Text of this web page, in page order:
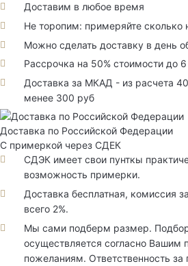
Доставим в любое время
Не торопим: примеряйте сколько
Можно сделать доставку в день
Рассрочка на 50% стоимости до
Доставка за МКАД - из расчета
менее 300 руб
Доставка по Российской Федерации
С примеркой через СДЕК
СДЭК имеет свои пунткы
возможность примерки.
Доставка бесплатная, комиссия
всего 2%.
Мы сами подберм размер.
осуществляется согласно Вашим
пожеланиям. Ответственность за